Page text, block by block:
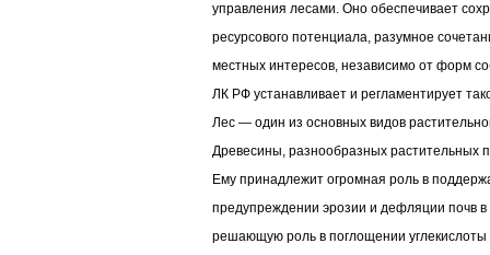
управления лесами. Оно обеспечивает
ресурсового потенциала, разумное
местных интересов, независимо от форм
ЛК РФ устанавливает и регламентирует
Лес — один из основных видов
Древесины, разнообразных растительных
Ему принадлежит огромная роль в
предупреждении эрозии и дефляции почв
решающую роль в поглощении